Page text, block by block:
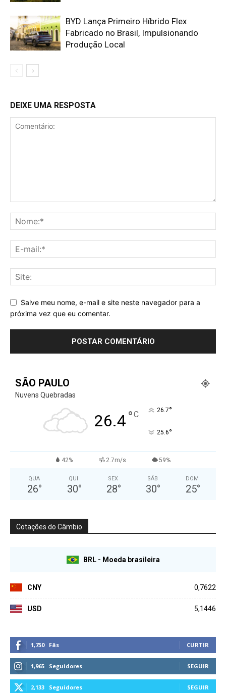
BYD Lança Primeiro Híbrido Flex
Fabricado no Brasil, Impulsionando
Produção Local
DEIXE UMA RESPOSTA
Salve meu nome, e-mail e site neste navegador para a
próxima vez que eu comentar.
SÃO PAULO
Nuvens Quebradas
26.4°C 26.7°
25.6°
42% 2.7m/s 59%
QUA
26°
QUI
30°
SEX
28°
SÁB
30°
DOM
25°
Cotações do Câmbio
BRL - Moeda brasileira
CNY 0,7622
USD 5,1446
1,750 Fãs CURTIR
1,965 Seguidores SEGUIR
2,133 Seguidores SEGUIR